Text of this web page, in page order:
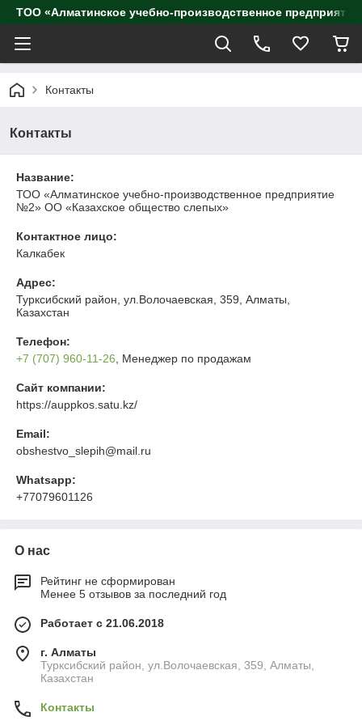
ТОО «Алматинское учебно-производственное
Контакты
Контакты
Название:
ТОО «Алматинское учебно-производственное предприятие
№2» ОО «Казахское общество слепых»
Контактное лицо:
Калкабек
Адрес:
Турксибский район, ул.Волочаевская, 359, Алматы,
Казахстан
Телефон:
+7 (707) 960-11-26 , Менеджер по продажам
Сайт компании:
https://auppkos.satu.kz/
Email:
obshestvo_slepih@mail.ru
Whatsapp:
+77079601126
О нас
Рейтинг не сформирован
Менее 5 отзывов за последний год
Работает с 21.06.2018
г. Алматы
Турксибский район, ул.Волочаевская, 359, Алматы,
Казахстан
Контакты